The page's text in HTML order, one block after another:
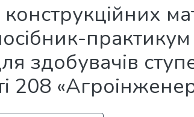
здобувачів
208